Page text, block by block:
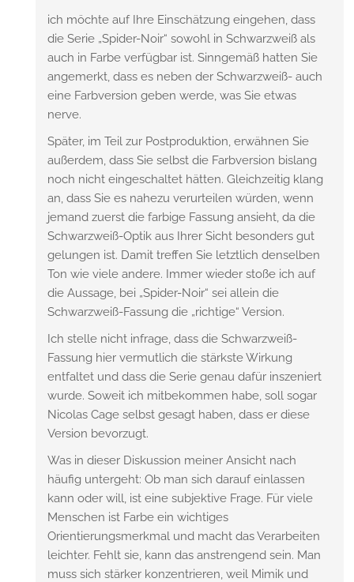
ich möchte auf Ihre Einschätzung eingehen, dass
die Serie „Spider-Noir“ sowohl in Schwarzweiß als
auch in Farbe verfügbar ist. Sinngemäß hatten Sie
angemerkt, dass es neben der Schwarzweiß- auch
eine Farbversion geben werde, was Sie etwas
nerve.
Später, im Teil zur Postproduktion, erwähnen Sie
außerdem, dass Sie selbst die Farbversion bislang
noch nicht eingeschaltet hätten. Gleichzeitig klang
an, dass Sie es nahezu verurteilen würden, wenn
jemand zuerst die farbige Fassung ansieht, da die
Schwarzweiß-Optik aus Ihrer Sicht besonders gut
gelungen ist. Damit treffen Sie letztlich denselben
Ton wie viele andere. Immer wieder stoße ich auf
die Aussage, bei „Spider-Noir“ sei allein die
Schwarzweiß-Fassung die „richtige“ Version.
Ich stelle nicht infrage, dass die Schwarzweiß-
Fassung hier vermutlich die stärkste Wirkung
entfaltet und dass die Serie genau dafür inszeniert
wurde. Soweit ich mitbekommen habe, soll sogar
Nicolas Cage selbst gesagt haben, dass er diese
Version bevorzugt.
Was in dieser Diskussion meiner Ansicht nach
häufig untergeht: Ob man sich darauf einlassen
kann oder will, ist eine subjektive Frage. Für viele
Menschen ist Farbe ein wichtiges
Orientierungsmerkmal und macht das Verarbeiten
leichter. Fehlt sie, kann das anstrengend sein. Man
muss sich stärker konzentrieren, weil Mimik und